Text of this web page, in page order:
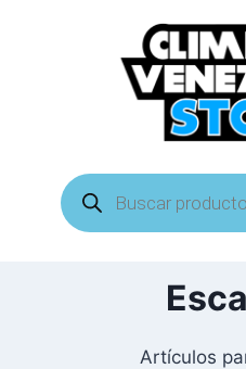
Búsqueda
de
productos
Artículos